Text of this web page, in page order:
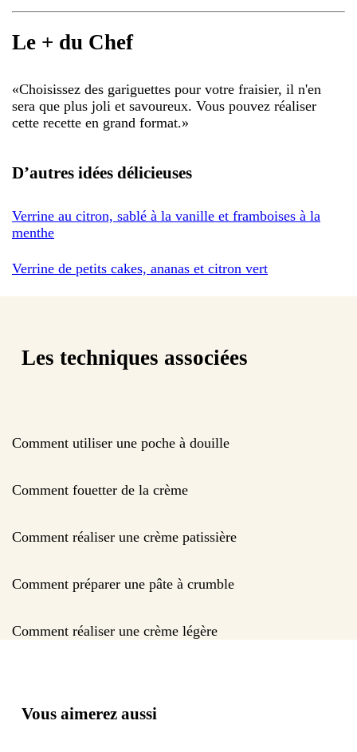
Le + du Chef
«Choisissez des gariguettes pour votre fraisier, il n'en
sera que plus joli et savoureux. Vous pouvez réaliser
cette recette en grand format.»
D’autres idées délicieuses
Verrine au citron, sablé à la vanille et framboises à la
menthe
Verrine de petits cakes, ananas et citron vert
Les techniques associées
Comment utiliser une poche à douille
Comment fouetter de la crème
Comment réaliser une crème patissière
Comment préparer une pâte à crumble
Comment réaliser une crème légère
Vous aimerez aussi